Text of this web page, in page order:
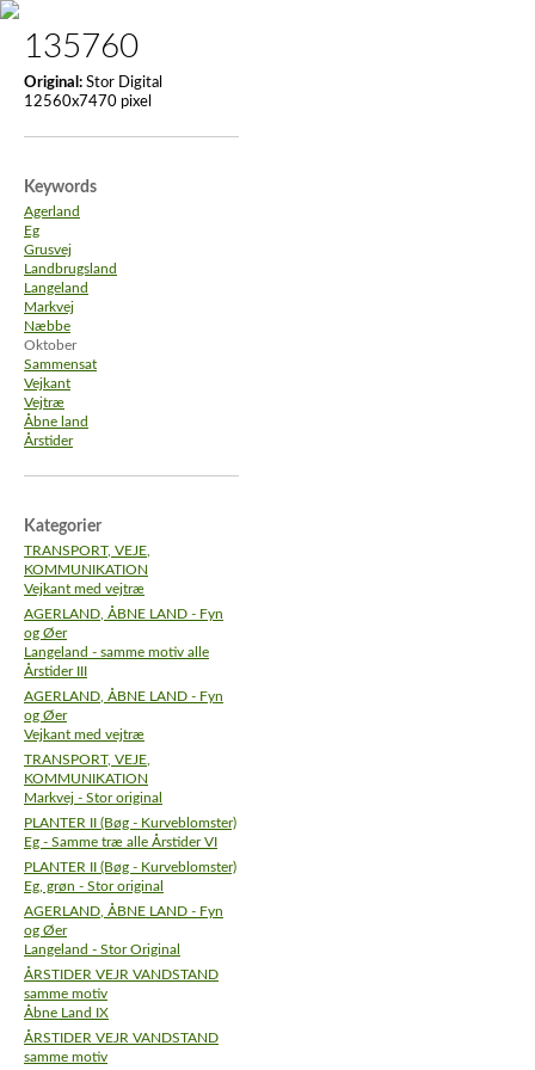
135760
Original: Stor Digital
12560x7470 pixel
Keywords
Agerland
Eg
Grusvej
Landbrugsland
Langeland
Markvej
Næbbe
Oktober
Sammensat
Vejkant
Vejtræ
Åbne land
Årstider
Kategorier
TRANSPORT, VEJE,
KOMMUNIKATION
Vejkant med vejtræ
AGERLAND, ÅBNE LAND - Fyn
og Øer
Langeland - samme motiv alle
Årstider III
AGERLAND, ÅBNE LAND - Fyn
og Øer
Vejkant med vejtræ
TRANSPORT, VEJE,
KOMMUNIKATION
Markvej - Stor original
PLANTER II (Bøg - Kurveblomster)
Eg - Samme træ alle Årstider VI
PLANTER II (Bøg - Kurveblomster)
Eg, grøn - Stor original
AGERLAND, ÅBNE LAND - Fyn
og Øer
Langeland - Stor Original
ÅRSTIDER VEJR VANDSTAND
samme motiv
Åbne Land IX
ÅRSTIDER VEJR VANDSTAND
samme motiv